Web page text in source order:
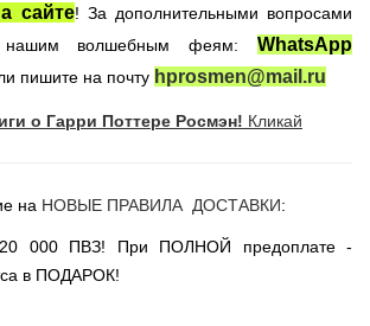
английском
Belly
сайте! За дополнительными вопросами
нашим волшебным феям:
WhatsApp
пишите на почту hprosmen@mail.ru
о Гарри Поттере Росмэн! Кликай
на НОВЫЕ ПРАВИЛА ДОСТАВКИ:
20 000 ПВЗ! При ПОЛНОЙ предоплате -
в ПОДАРОК!